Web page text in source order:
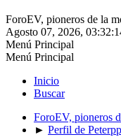
ForoEV, pioneros de la
Agosto 07, 2026,
Menú Principal
Menú Principal
Inicio
Buscar
ForoEV, pioneros
► Perfil de Peterpp